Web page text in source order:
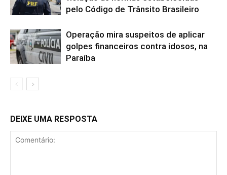
pelo Código de Trânsito Brasileiro
Operação mira suspeitos de aplicar
golpes financeiros contra idosos, na
Paraíba
DEIXE UMA RESPOSTA